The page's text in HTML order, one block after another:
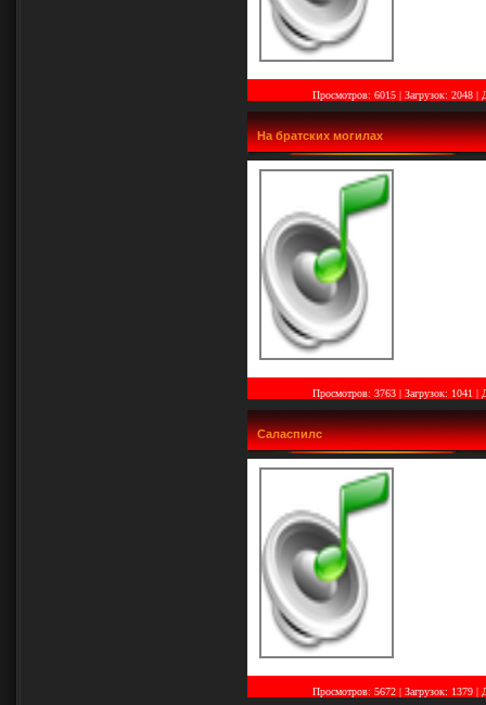
Просмотров: 6015 | Загрузок: 2048 |
На братских могилах
Просмотров: 3763 | Загрузок: 1041 |
Саласпилс
Просмотров: 5672 | Загрузок: 1379 |